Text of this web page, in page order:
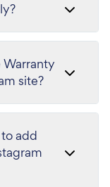
site?
add